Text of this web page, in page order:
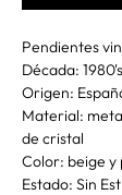
Pendientes
Década: 1980's
Origen:
Material:
de cristal
Color: beige y
Estado: Sin